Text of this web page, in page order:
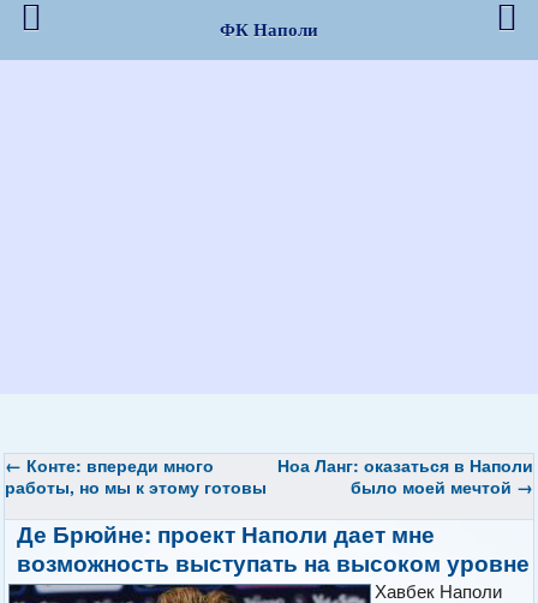
← Конте: впереди много
работы, но мы к этому готовы
Ноа Ланг: оказаться в Наполи
было моей мечтой →
Де Брюйне: проект Наполи дает мне
возможность выступать на высоком уровне
Хавбек Наполи
ФК Наполи